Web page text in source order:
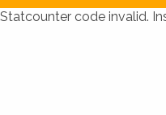
Statcounter code invalid.